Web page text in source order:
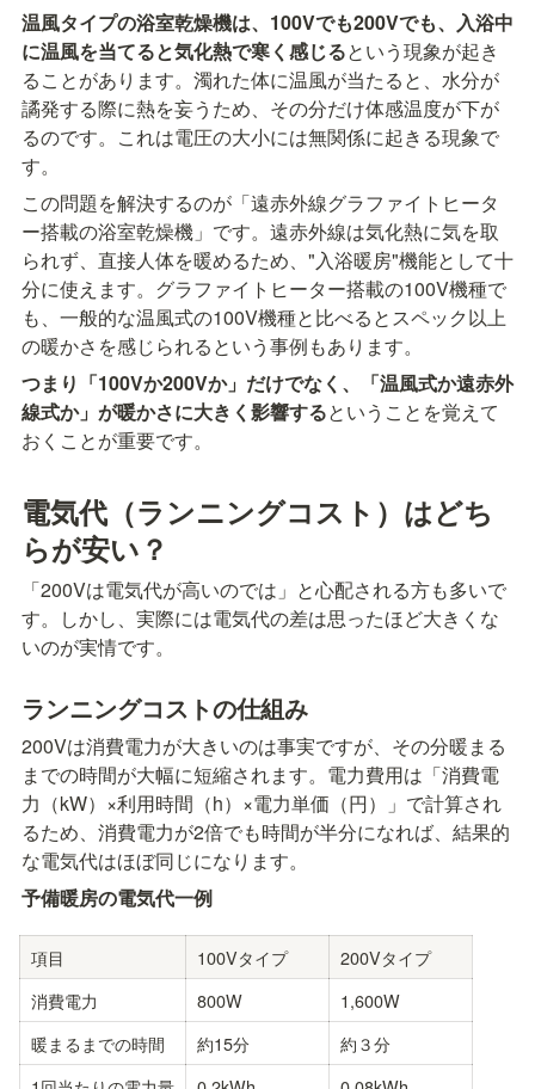
温風タイプの浴室乾燥機は、100Vでも200Vでも、入浴中
に温風を当てると気化熱で寒く感じるという現象が起き
ることがあります。濁れた体に温風が当たると、水分が
譎発する際に熱を妄うため、その分だけ体感温度が下が
るのです。これは電圧の大小には無関係に起きる現象で
す。
この問題を解決するのが「遠赤外線グラファイトヒータ
ー搭載の浴室乾燥機」です。遠赤外線は気化熱に気を取
られず、直接人体を暖めるため、"入浴暖房"機能として十
分に使えます。グラファイトヒーター搭載の100V機種で
も、一般的な温風式の100V機種と比べるとスペック以上
の暖かさを感じられるという事例もあります。
つまり「100Vか200Vか」だけでなく、「温風式か遠赤外
線式か」が暖かさに大きく影響するということを覚えて
おくことが重要です。
電気代（ランニングコスト）はどち
らが安い？
「200Vは電気代が高いのでは」と心配される方も多いで
す。しかし、実際には電気代の差は思ったほど大きくな
いのが実情です。
ランニングコストの仕組み
200Vは消費電力が大きいのは事実ですが、その分暖まる
までの時間が大幅に短縮されます。電力費用は「消費電
力（kW）×利用時間（h）×電力単価（円）」で計算され
るため、消費電力が2倍でも時間が半分になれば、結果的
な電気代はほぼ同じになります。
予備暖房の電気代一例
項目 100Vタイプ
200Vタイプ
消費電力
800W
1,600W
暖まるまでの時間
約15分
約３分